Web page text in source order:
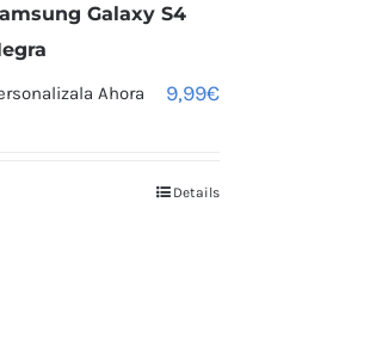
Galaxy S4
Ahora 9,99€
Details